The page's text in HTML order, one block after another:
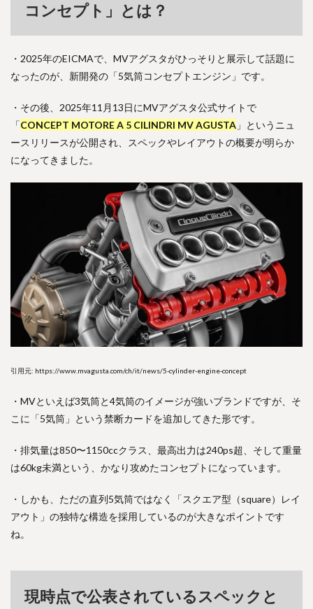
コンセプト」とは？
・2025年のEICMAで、MVアグスタがひっそりと展示して話題に
なったのが、新開発の「5気筒コンセプトエンジン」です。
・その後、2025年11月13日にMVアグスタ公式サイトで
「CONCEPT MOTORE A 5 CILINDRI MV AGUSTA 」というニュ
ースリリースが公開され、スペックやレイアウトの概要が明らか
になってきました。
引用元: https://www.mvagusta.com/ch/it/news/5-cylinder-engine-concept
・MVといえば3気筒と4気筒のイメージが強いブランドですが、そ
こに「5気筒」という禁断カードを追加してきた形です。
・排気量は850〜1150ccクラス、最高出力は240ps超、そして重量
は60kg未満という、かなり攻めたコンセプトになっています。
・しかも、ただの直列5気筒ではなく「スクエア型（square）レイ
アウト」の独特な構造を採用しているのが大きなポイントです
ね。
現時点で公表されているスペックと